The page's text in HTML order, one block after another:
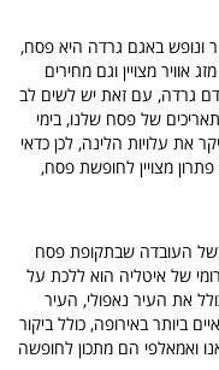
ונופש באגם גרדה היא פסח,
מצויין וגם מחירים
גרדה, עם זאת יש לשים לב
של פסח שלנו, בימי
את עלויות הלינה, לכן כדאי
מצויין לחופשת פסח,
בשל העובדה שבתקופת פסח
של איטליה הוא ללכת על
את העיר נאפולי, העיר
ביותר באירופה, כולל ביקור
ואמאלפי הם מתכון לחופשה